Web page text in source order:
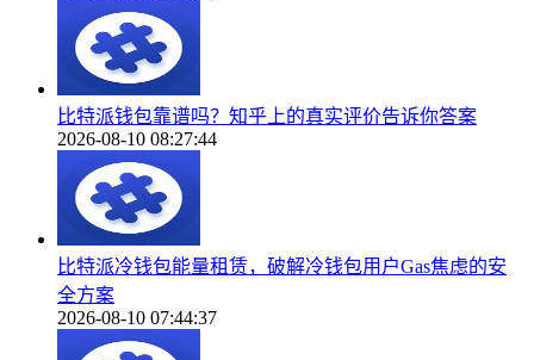
比特派钱包靠谱吗？知乎上的真实评价告诉你答案
2026-08-10 08:27:44
比特派冷钱包能量租赁，破解冷钱包用户Gas焦虑的安
全方案
2026-08-10 07:44:37